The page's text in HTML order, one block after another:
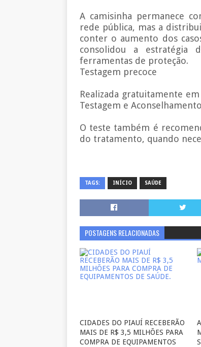
A camisinha permanece
rede pública, mas a
conter o aumento dos
consolidou a estratégia
ferramentas de proteção.
Testagem precoce
Realizada gratuitamente
Testagem e
O teste também é
do tratamento, quando
TAGS: INÍCIO SAÚDE
POSTAGENS RELACIONADAS
CIDADES DO PIAUÍ RECEBERÃO
MAIS DE R$ 3,5 MILHÕES PARA
COMPRA DE EQUIPAMENTOS